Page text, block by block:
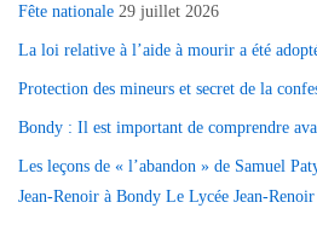
Fête nationale 29 juillet 2026
La loi relative à l’aide à mourir a été
Protection des mineurs et secret de la
Bondy : Il est important de comprendre
Les leçons de « l’abandon » de Samuel
Jean-Renoir à Bondy Le Lycée Jean-